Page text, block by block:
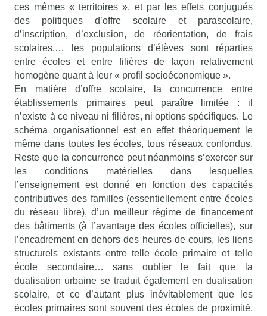
ces mêmes « territoires », et par les effets conjugués
des politiques d’offre scolaire et parascolaire,
d’inscription, d’exclusion, de réorientation, de frais
scolaires,… les populations d’élèves sont réparties
entre écoles et entre filières de façon relativement
homogène quant à leur « profil socioéconomique ».
En matière d’offre scolaire, la concurrence entre
établissements primaires peut paraître limitée : il
n’existe à ce niveau ni filières, ni options spécifiques. Le
schéma organisationnel est en effet théoriquement le
même dans toutes les écoles, tous réseaux confondus.
Reste que la concurrence peut néanmoins s’exercer sur
les conditions matérielles dans lesquelles
l’enseignement est donné en fonction des capacités
contributives des familles (essentiellement entre écoles
du réseau libre), d’un meilleur régime de financement
des bâtiments (à l’avantage des écoles officielles), sur
l’encadrement en dehors des heures de cours, les liens
structurels existants entre telle école primaire et telle
école secondaire… sans oublier le fait que la
dualisation urbaine se traduit également en dualisation
scolaire, et ce d’autant plus inévitablement que les
écoles primaires sont souvent des écoles de proximité.